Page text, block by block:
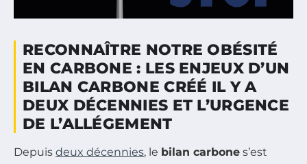
RECONNAÎTRE NOTRE OBÉSITÉ
EN CARBONE : LES ENJEUX D’UN
BILAN CARBONE CRÉÉ IL Y A
DEUX DÉCENNIES ET L’URGENCE
DE L’ALLÉGEMENT
Depuis deux décennies, le bilan carbone s’est